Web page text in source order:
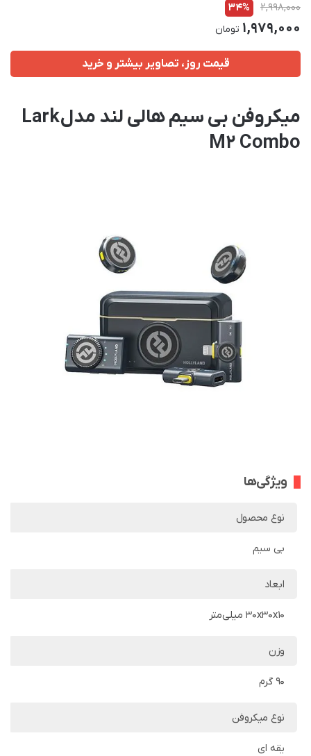
2,998,000
34%
1,979,000 تومان
قیمت روز، تصاویر بیشتر و خرید
میکروفن بی سیم هالی لند مدل Lark
M2 Combo
ویژگی‌ها
نوع محصول
بی سیم
ابعاد
30x30x10 میلی‌متر
وزن
90 گرم
نوع میکروفن
یقه ای